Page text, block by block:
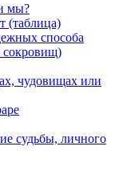
мы?
(таблица)
способа
сокровищ)
чудовищах или
судьбы, личного